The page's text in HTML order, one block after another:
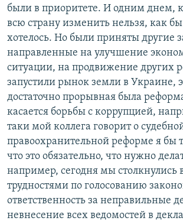
были в приоритете. И одним днем,
всю страну изменить нельзя, как
хотелось. Но были приняты другие
направленные на улучшение
ситуации, на продвижение других
запустили рынок земли в Украине,
достаточно прорывная была
касается борьбы с коррупцией,
таки мой коллега говорит о
правоохранительной реформе я бы
что это обязательно, что нужно
например, сегодня мы столкнулись
трудностями по голосованию
ответственность за неправильные
невнесение всех ведомостей в